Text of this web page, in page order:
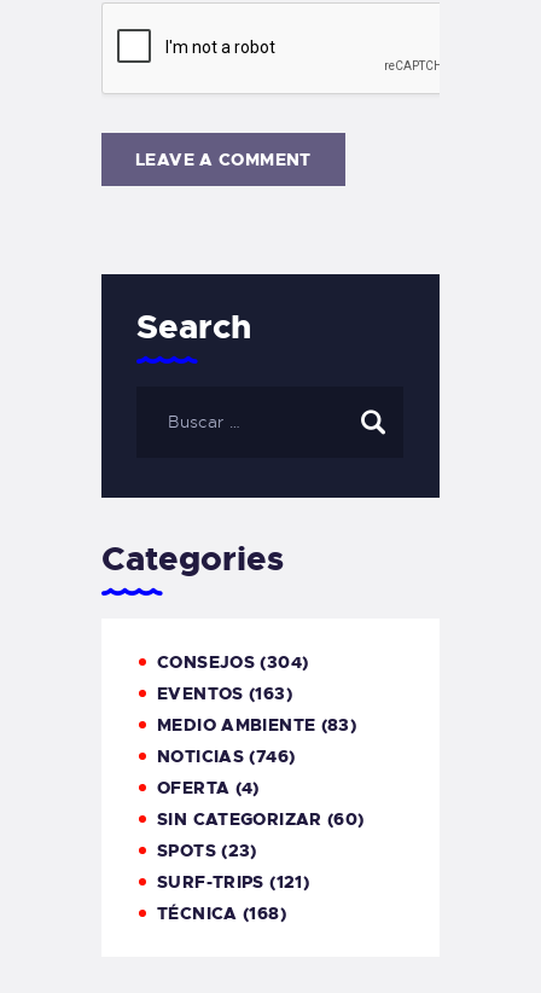
Search
Categories
CONSEJOS (304)
EVENTOS (163)
MEDIO AMBIENTE (83)
NOTICIAS (746)
OFERTA (4)
SIN CATEGORIZAR (60)
SPOTS(23)
SURF-TRIPS (121)
TÉCNICA (168)